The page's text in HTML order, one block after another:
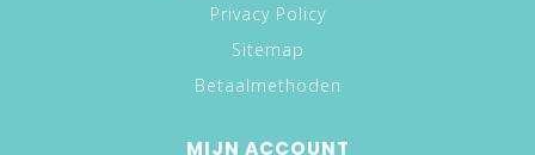
Privacy Policy
Sitemap
Betaalmethoden
MIJN ACCOUNT